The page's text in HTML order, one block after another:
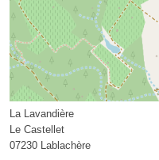
La Lavandière
Le Castellet
07230 Lablachère